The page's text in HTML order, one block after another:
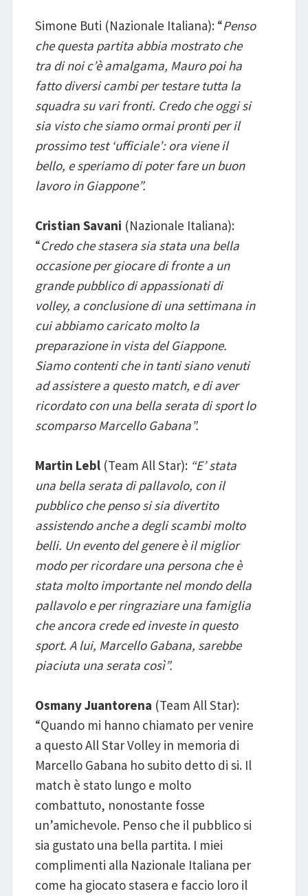
Simone Buti (Nazionale Italiana): “Penso
che questa partita abbia mostrato che
tra di noi c’è amalgama, Mauro poi ha
fatto diversi cambi per testare tutta la
squadra su vari fronti. Credo che oggi si
sia visto che siamo ormai pronti per il
prossimo test ‘ufficiale’: ora viene il
bello, e speriamo di poter fare un buon
lavoro in Giappone”.
Cristian Savani (Nazionale Italiana):
“Credo che stasera sia stata una bella
occasione per giocare di fronte a un
grande pubblico di appassionati di
volley, a conclusione di una settimana in
cui abbiamo caricato molto la
preparazione in vista del Giappone.
Siamo contenti che in tanti siano venuti
ad assistere a questo match, e di aver
ricordato con una bella serata di sport lo
scomparso Marcello Gabana”.
Martin Lebl(Team All Star):“E’ stata
una bella serata di pallavolo, con il
pubblico che penso si sia divertito
assistendo anche a degli scambi molto
belli. Un evento del genere è il miglior
modo per ricordare una persona che è
stata molto importante nel mondo della
pallavolo e per ringraziare una famiglia
che ancora crede ed investe in questo
sport. A lui, Marcello Gabana, sarebbe
piaciuta una serata così”.
Osmany Juantorena (Team All Star):
“Quando mi hanno chiamato per venire
a questo All Star Volley in memoria di
Marcello Gabana ho subito detto di si. Il
match è stato lungo e molto
combattuto, nonostante fosse
un’amichevole. Penso che il pubblico si
sia gustato una bella partita. I miei
complimenti alla Nazionale Italiana per
come ha giocato stasera e faccio loro il